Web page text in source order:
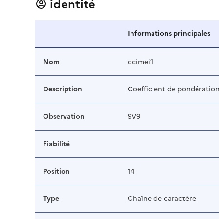
identité
Informations principales
Nom dcimei1
Description Coefficient de pondération
Observation 9V9
Fiabilité
Position 14
Type Chaîne de caractère